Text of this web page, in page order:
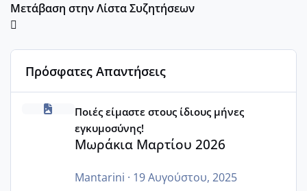
Μετάβαση στην Λίστα Συζητήσεων
Πρόσφατες Απαντήσεις
Μωράκια Μαρτίου 2026
Ποιές είμαστε στους ίδιους μήνες
εγκυμοσύνης!
Μωράκια Μαρτίου 2026
Mantarini · 19 Αυγούστου, 2025